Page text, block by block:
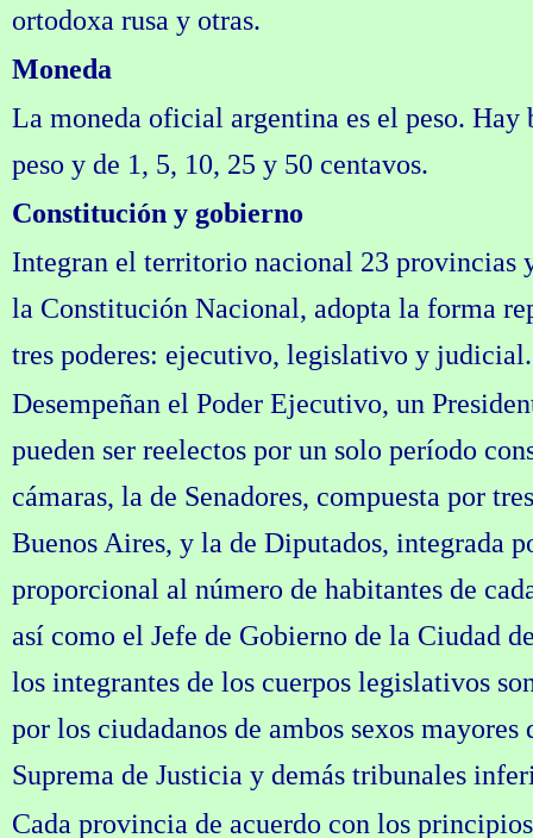
ortodoxa rusa y otras.
Moneda
La moneda oficial argentina es el peso. Hay
peso y de 1, 5, 10, 25 y 50 centavos.
Constitución y gobierno
Integran el territorio nacional 23 provincias
la Constitución Nacional, adopta la forma
tres poderes: ejecutivo, legislativo y judicial.
Desempeñan el Poder Ejecutivo, un
pueden ser reelectos por un solo período
cámaras, la de Senadores, compuesta por
Buenos Aires, y la de Diputados, integrada
proporcional al número de habitantes de
así como el Jefe de Gobierno de la Ciudad
los integrantes de los cuerpos legislativos
por los ciudadanos de ambos sexos
Suprema de Justicia y demás tribunales
Cada provincia de acuerdo con los